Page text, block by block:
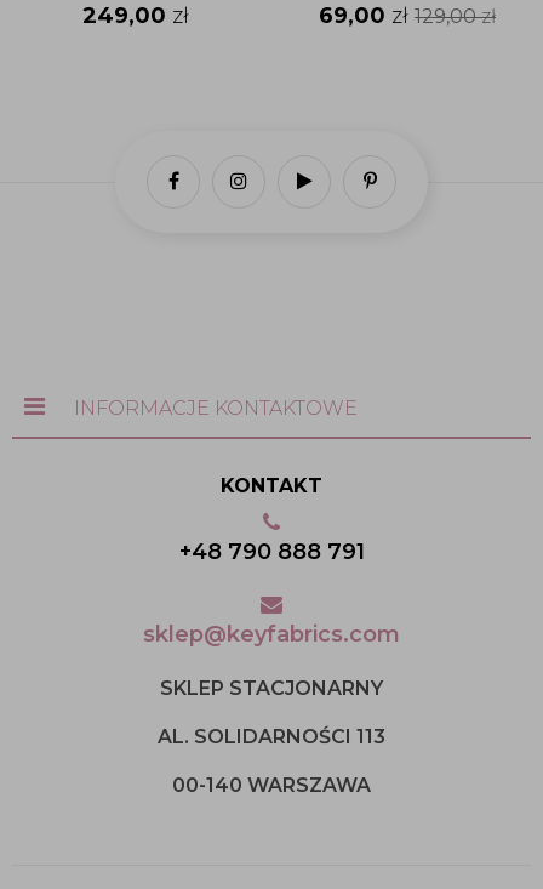
249,00 zł 69,00 zł 129,00zł
INFORMACJE KONTAKTOWE
KONTAKT
+48 790 888 791
sklep@keyfabrics.com
SKLEP STACJONARNY
AL. SOLIDARNOŚCI 113
00-140 WARSZAWA